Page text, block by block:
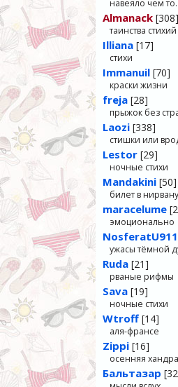
навеяло чем
Almanack [308]
таинства стихий
Illiana [17]
стихи
Immanuil [70]
краски жизни
freja [28]
прыжок без
Laozi [338]
стишки или
Lestor [29]
ночные стихи
Mandakini [50]
билет в нирвану
maracelume
эмоционально
NosferatU911
ужасы тёмной
Ruda [21]
рваные рифмы
Sava [19]
ночные стихи
Wtroff [14]
аля-франсе
Zippi [16]
осенняя хандра
Бальтазар